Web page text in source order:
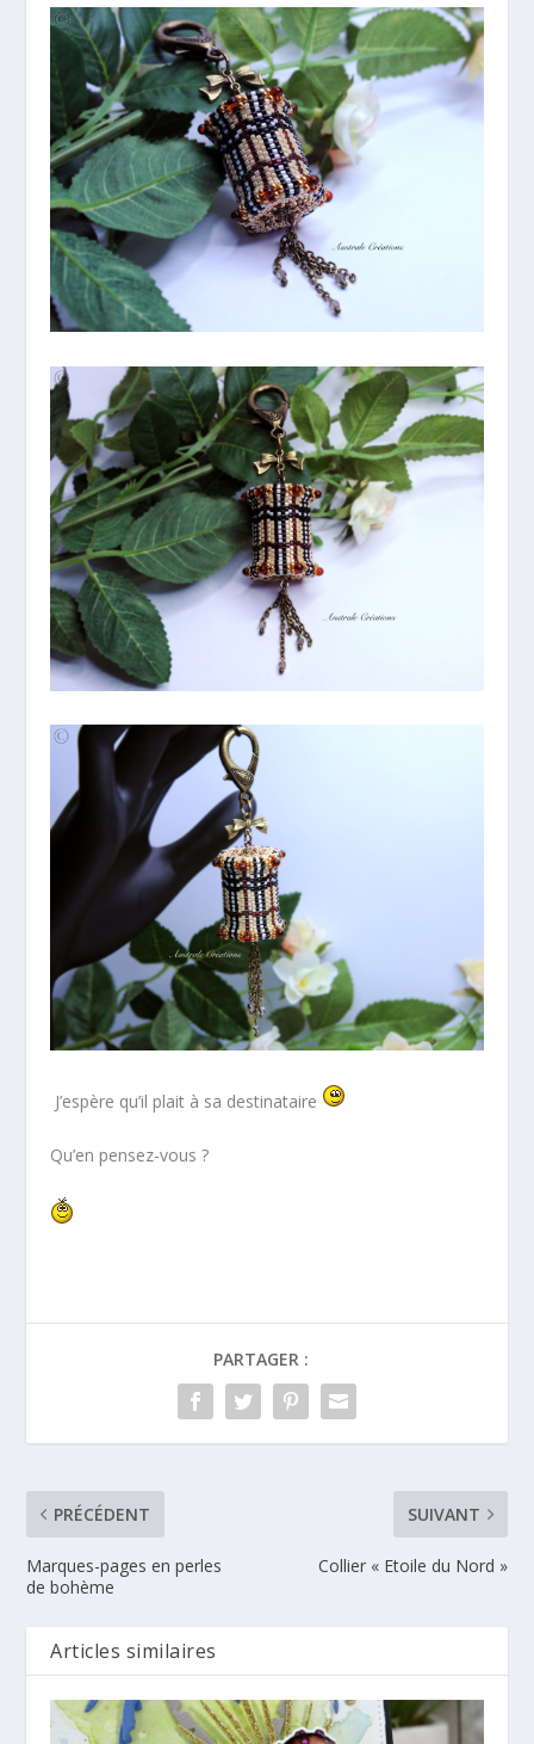
J’espère qu’il plait à sa destinataire
Qu’en pensez-vous ?
PARTAGER :
PRÉCÉDENT
Marques-pages en perles
de bohème
SUIVANT
Collier « Etoile du Nord »
Articles similaires